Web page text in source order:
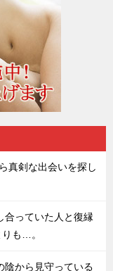
真剣な出会いを探し
合っていた人と復縁
も…。
陰から見守っている